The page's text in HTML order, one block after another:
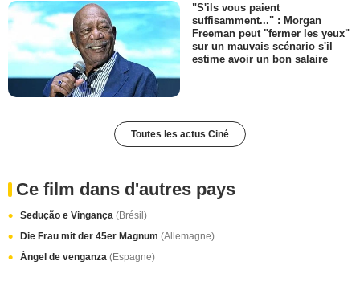
"S'ils vous paient
suffisamment..." : Morgan
Freeman peut "fermer les yeux"
sur un mauvais scénario s'il
estime avoir un bon salaire
Toutes les actus Ciné
Ce film dans d'autres pays
Sedução e Vingança (Brésil)
Die Frau mit der 45er Magnum (Allemagne)
Ángel de venganza (Espagne)